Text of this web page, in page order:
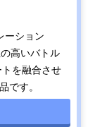
ーション
高いバトル
を融合させ
です。